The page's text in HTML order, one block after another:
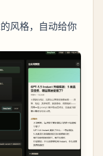
风格，自动给你